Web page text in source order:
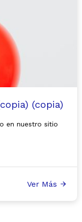
(copia)
en nuestro sitio
Ver Más